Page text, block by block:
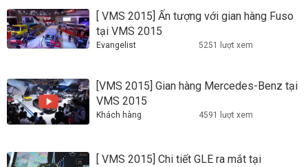
[ VMS 2015] Ấn tượng với gian hàng Fuso
tại VMS 2015
Evangelist 5251 lượt xem
[VMS 2015] Gian hàng Mercedes-Benz tại
VMS 2015
Khách hàng 4591 lượt xem
[ VMS 2015] Chi tiết GLE ra mắt tại